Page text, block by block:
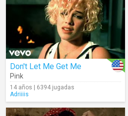
Don't Let Me Get Me
Pink
14 años | 6394 jugadas
Adriiiis